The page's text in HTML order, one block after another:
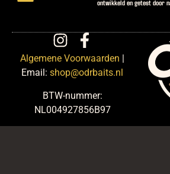
ontwikkeld en getest door
Algemene Voorwaarden
Email: shop@odrbaits.nl
BTW-nummer:
NL004927856B97